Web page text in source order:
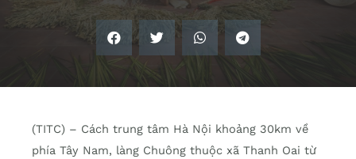
(TITC) – Cách trung tâm Hà Nội khoảng 30km về
phía Tây Nam, làng Chuông thuộc xã Thanh Oai từ